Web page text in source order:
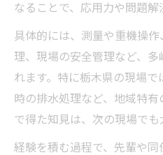
なることで、応用力や問題解
具体的には、測量や重機操
理、現場の安全管理など、
れます。特に栃木県の現場
時の排水処理など、地域特
で得た知見は、次の現場でも
経験を積む過程で、先輩や